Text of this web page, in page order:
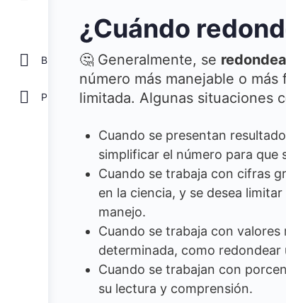
Biblioteca
¿Cuándo
🤔 Generalmente, se
número más manejable o
limitada. Algunas situaciones
Cuando se presentan
simplificar el número para que
Cuando se trabaja con cifras
en la ciencia, y se desea
manejo.
Cuando se trabaja con
determinada, como
Cuando se trabajan con
su lectura y comprensión.